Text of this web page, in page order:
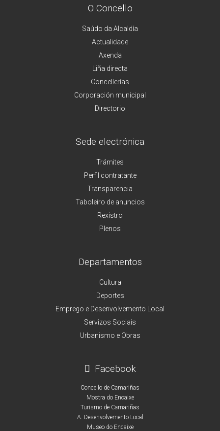
O Concello
Saúdo da Alcaldía
Actualidade
Axenda
Liña directa
Concellerías
Corporación municipal
Directorio
Sede electrónica
Trámites
Perfil contratante
Transparencia
Taboleiro de anuncios
Rexistro
Plenos
Departamentos
Cultura
Deportes
Emprego e Desenvolvemento Local
Servizos Sociais
Urbanismo e Obras
Facebook
Concello de Camariñas
Mostra do Encaixe
Turismo de Camariñas
A. Desenvolvemento Local
Museo do Encaixe